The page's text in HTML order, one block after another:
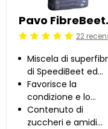
Beoordeling: 5/5
Miscela di
di SpeediBeet ed
erba medica
Favorisce la
condizione e lo
sviluppo muscolare
Contenuto di
zuccheri e amidi